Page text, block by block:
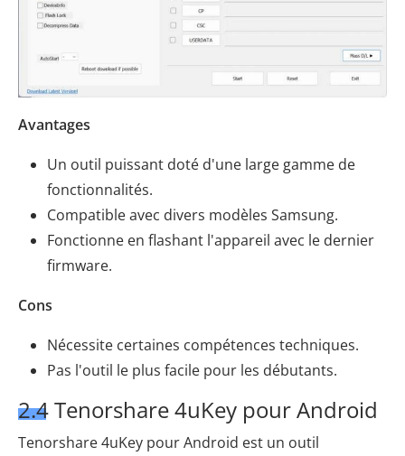
Avantages
Un outil puissant doté d'une large gamme de
fonctionnalités.
Compatible avec divers modèles Samsung.
Fonctionne en flashant l'appareil avec le dernier
firmware.
Cons
Nécessite certaines compétences techniques.
Pas l'outil le plus facile pour les débutants.
2.4 Tenorshare 4uKey pour Android
Tenorshare 4uKey pour Android est un outil